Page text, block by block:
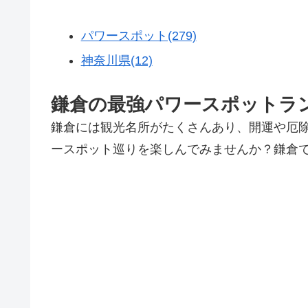
パワースポット(279)
神奈川県(12)
鎌倉の最強パワースポットラ
鎌倉には観光名所がたくさんあり、開運や厄
ースポット巡りを楽しんでみませんか？鎌倉